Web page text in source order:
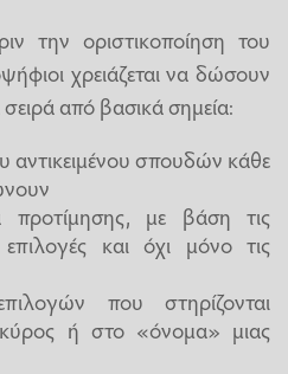
την οριστικοποίηση του
χρειάζεται να δώσουν
από βασικά σημεία:
αντικειμένου σπουδών κάθε
με βάση τις
και όχι μόνο τις
που στηρίζονται
κύρος ή στο «όνομα» μιας